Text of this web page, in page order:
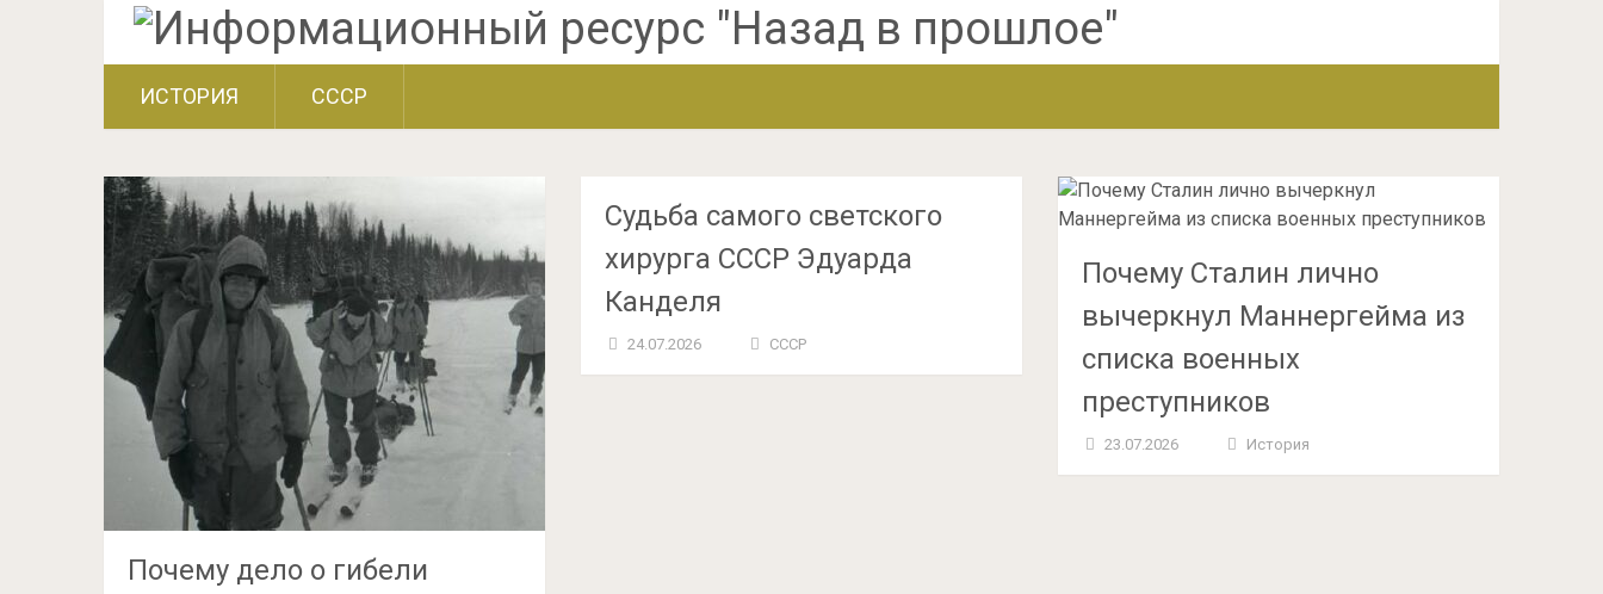
ИСТОРИЯ СССР
Почему дело о гибели
Судьба самого светского
хирурга СССР Эдуарда
Канделя
24.07.2026 СССР
Почему Сталин лично
вычеркнул Маннергейма из
списка военных
преступников
23.07.2026 История